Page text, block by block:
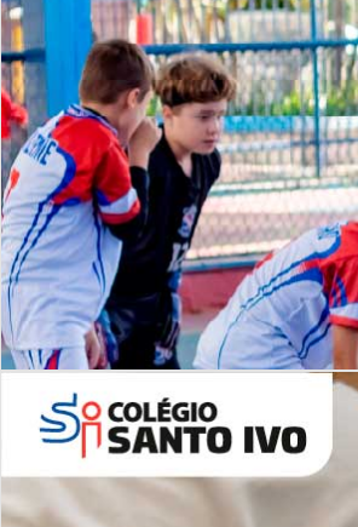
Desafios | Saiba mais
Lista de vídeos
NOSSOCANAL